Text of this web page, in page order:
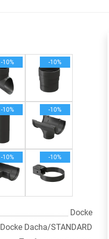
-10% -10%
-10% -10%
-10% -10%
Docke
Docke Dacha/STANDARD